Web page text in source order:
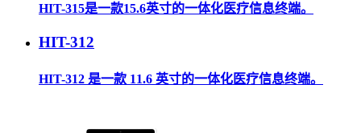
HIT-315是一款15.6英寸的一体化医疗信息终端。
HIT-312
HIT-312 是一款 11.6 英寸的一体化医疗信息终端。